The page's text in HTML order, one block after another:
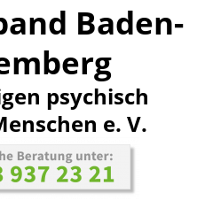
Baden-
psychisch
e. V.